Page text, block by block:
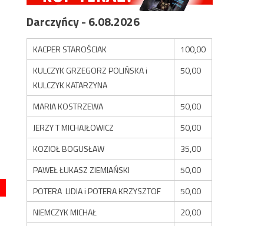
Darczyńcy - 6.08.2026
KACPER STAROŚCIAK
100,00
KULCZYK GRZEGORZ POLIŃSKA i
KULCZYK KATARZYNA
50,00
MARIA KOSTRZEWA
50,00
JERZY T MICHAJŁOWICZ
50,00
KOZIOŁ BOGUSŁAW
35,00
PAWEŁ ŁUKASZ ZIEMIAŃSKI
50,00
POTERA LIDIA i POTERA KRZYSZTOF
50,00
NIEMCZYK MICHAŁ
20,00